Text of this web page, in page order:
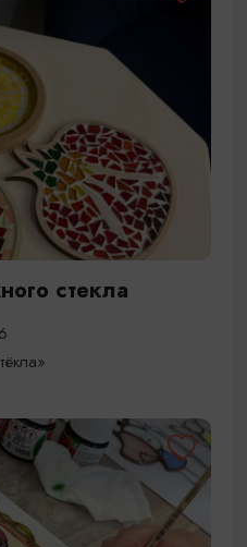
стекла